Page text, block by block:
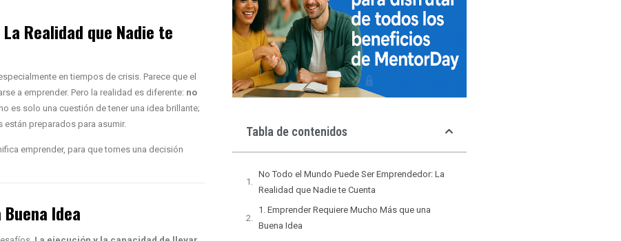
Realidad que Nadie te
en tiempos de crisis. Parece que el
a emprender. Pero la realidad es diferente: no
es solo una cuestión de tener una idea brillante;
preparados para asumir.
emprender, para que tomes una decisión
Idea
Tabla de contenidos
No Todo el Mundo Puede Ser Emprendedor: La
Realidad que Nadie te Cuenta
1. Emprender Requiere Mucho Más que una
Buena Idea